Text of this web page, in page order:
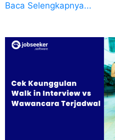
Baca Selengkapnya...